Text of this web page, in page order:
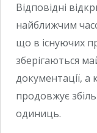
Відповідні
найближчим
що в існуючих
зберігаються
документації, а
продовжує
одиниць.